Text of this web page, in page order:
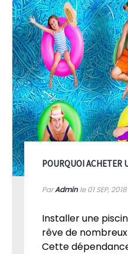
POURQUOI ACHETER
ParAdminle 01SEP, 2018
Installer une
rêve de
Cette